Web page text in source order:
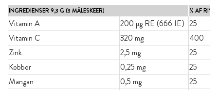
INGREDIENSER 9,3 G (3 MÅLESKEER) % AF RI**
Vitamin A 200 µg RE (666 IE) 25
Vitamin C
320 mg
400
Zink
2,5 mg
25
Kobber
0,25 mg
25
Mangan
0,5 mg
25